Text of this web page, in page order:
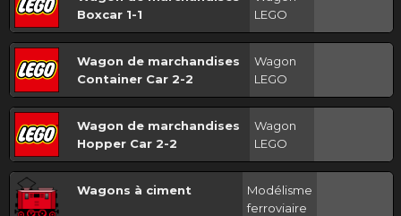
Boxcar 1-1
LEGO
Wagon de marchandises
Container Car 2-2
Wagon
LEGO
Wagon de marchandises
Hopper Car 2-2
Wagon
LEGO
Wagons à ciment
Modélisme
ferroviaire